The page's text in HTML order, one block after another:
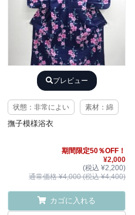
プレビュー
状態：非常によい 素材：綿
撫子模様浴衣
期間限定50％OFF！
¥2,000
(税込 ¥2,200)
通常価格 ¥4,000 (税込 ¥4,400)
カゴに入れる